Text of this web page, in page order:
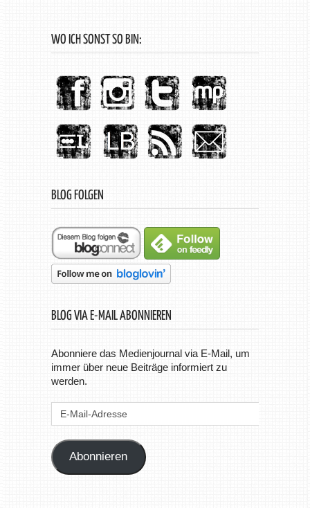
WO ICH SONST SO BIN:
BLOG FOLGEN
BLOG VIA E-MAIL ABONNIEREN
Abonniere das Medienjournal via E-Mail, um
immer über neue Beiträge informiert zu
werden.
Abonnieren